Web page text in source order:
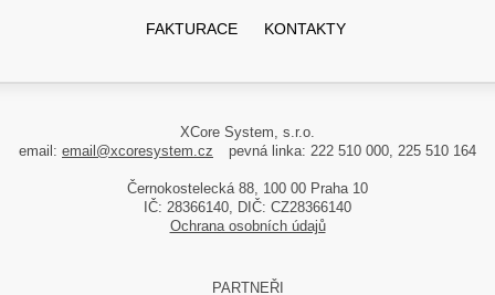
FAKTURACE KONTAKTY
XCore System, s.r.o.
email: email@xcoresystem.cz pevná linka: 222 510 000, 225 510 164
Černokostelecká 88, 100 00 Praha 10
IČ: 28366140, DIČ: CZ28366140
Ochrana osobních údajů
PARTNEŘI